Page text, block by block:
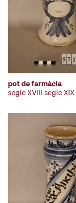
pot de farmàcia
segle XVIII segle XIX